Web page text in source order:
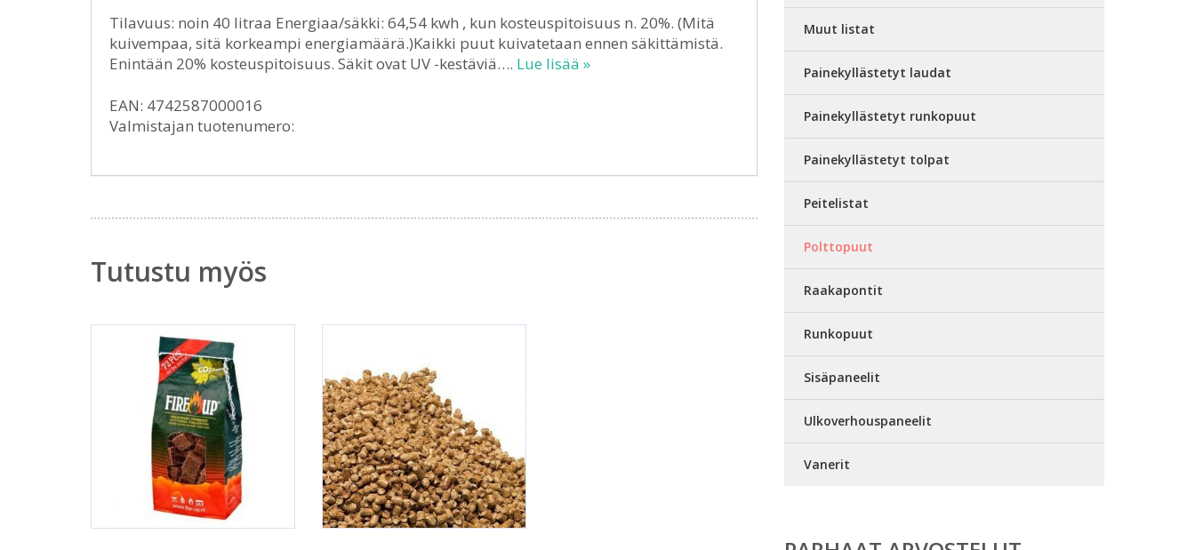
Tilavuus: noin 40 litraa Energiaa/säkki: 64,54 kwh , kun kosteuspitoisuus n. 20%. (Mitä
kuivempaa, sitä korkeampi energiamäärä.)Kaikki puut kuivatetaan ennen säkittämistä.
Enintään 20% kosteuspitoisuus. Säkit ovat UV -kestäviä…. Lue lisää »
EAN: 4742587000016
Valmistajan tuotenumero:
Tutustu myös
Muut listat
Painekyllästetyt laudat
Painekyllästetyt runkopuut
Painekyllästetyt tolpat
Peitelistat
Polttopuut
Raakapontit
Runkopuut
Sisäpaneelit
Ulkoverhouspaneelit
Vanerit